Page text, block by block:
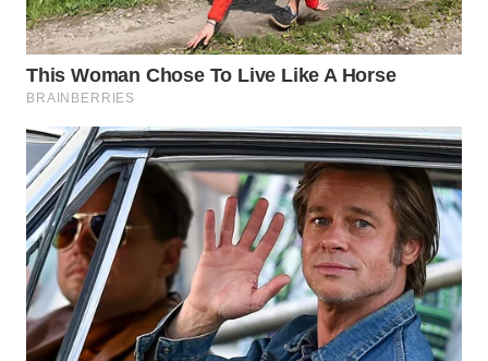
WN
KARAWANG
WN
BEKASI
WN
BOGOR
WN
DEPOK
WN